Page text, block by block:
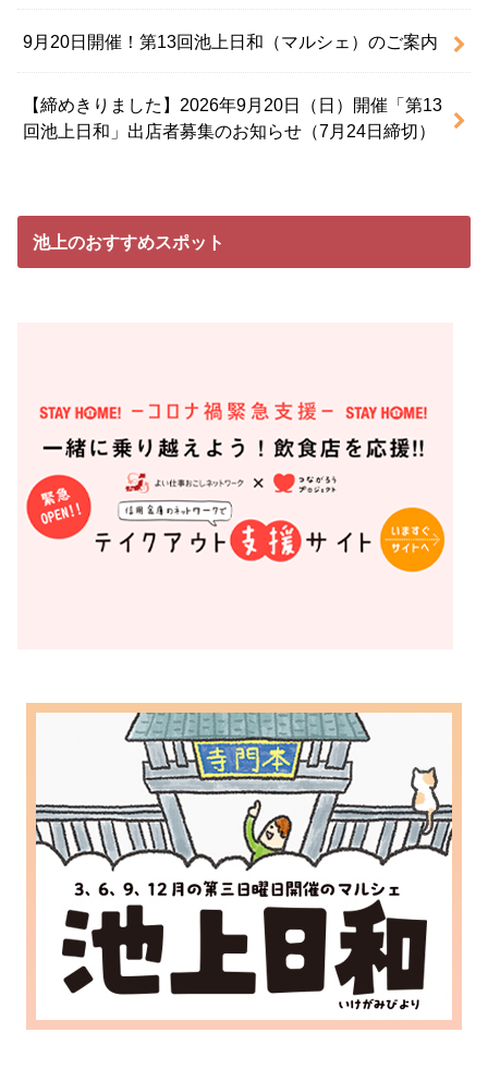
9月20日開催！第13回池上日和（マルシェ）のご案内
【締めきりました】2026年9月20日（日）開催「第13
回池上日和」出店者募集のお知らせ（7月24日締切）
池上のおすすめスポット